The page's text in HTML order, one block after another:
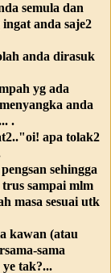
semula dan
anda saje2
anda dirasuk
yg ada
anda
.
apa tolak2
sehingga
sampai mlm
masa sesuai utk
kawan (atau
sama
tak?...